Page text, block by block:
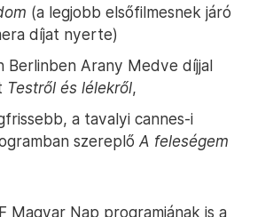
(a legjobb elsőfilmesnek járó
díjat nyerte)
Berlinben Arany Medve díjjal
Testről és lélekről,
a tavalyi cannes-i
szereplő A feleségem
Magyar Nap programjának is a